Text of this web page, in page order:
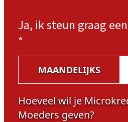
Ja, ik steun graag
*
MAANDELIJKS
Hoeveel wil je
Moeders geven?